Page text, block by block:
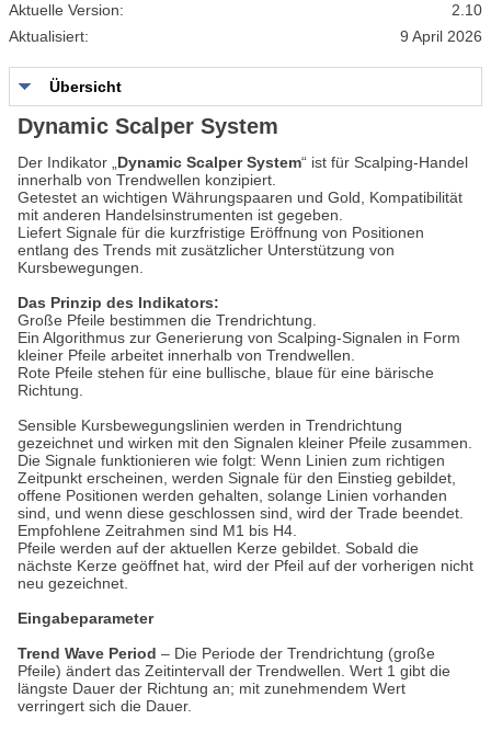
Aktuelle Version:
2.10
Aktualisiert:
9 April 2026
Übersicht
Dynamic Scalper System
Der Indikator „ Dynamic Scalper System“ ist für Scalping-Handel
innerhalb von Trendwellen konzipiert.
Getestet an wichtigen Währungspaaren und Gold, Kompatibilität
mit anderen Handelsinstrumenten ist gegeben.
Liefert Signale für die kurzfristige Eröffnung von Positionen
entlang des Trends mit zusätzlicher Unterstützung von
Kursbewegungen.
Das Prinzip des Indikators:
Große Pfeile bestimmen die Trendrichtung.
Ein Algorithmus zur Generierung von Scalping-Signalen in Form
kleiner Pfeile arbeitet innerhalb von Trendwellen.
Rote Pfeile stehen für eine bullische, blaue für eine bärische
Richtung.
Sensible Kursbewegungslinien werden in Trendrichtung
gezeichnet und wirken mit den Signalen kleiner Pfeile zusammen.
Die Signale funktionieren wie folgt: Wenn Linien zum richtigen
Zeitpunkt erscheinen, werden Signale für den Einstieg gebildet,
offene Positionen werden gehalten, solange Linien vorhanden
sind, und wenn diese geschlossen sind, wird der Trade beendet.
Empfohlene Zeitrahmen sind M1 bis H4.
Pfeile werden auf der aktuellen Kerze gebildet. Sobald die
nächste Kerze geöffnet hat, wird der Pfeil auf der vorherigen nicht
neu gezeichnet.
Eingabeparameter
Trend Wave Period – Die Periode der Trendrichtung (große
Pfeile) ändert das Zeitintervall der Trendwellen. Wert 1 gibt die
längste Dauer der Richtung an; mit zunehmendem Wert
verringert sich die Dauer.